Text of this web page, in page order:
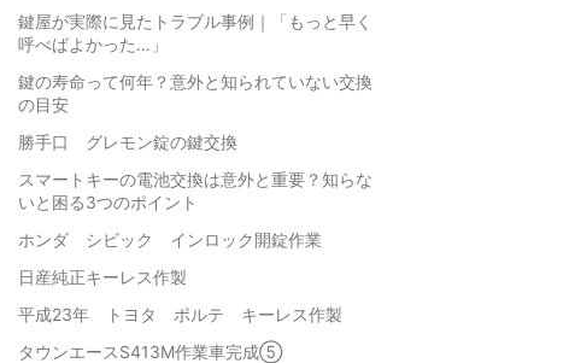
鍵屋が実際に見たトラブル事例｜「もっと早く
呼べばよかった…」
鍵の寿命って何年？意外と知られていない交換
の目安
勝手口 グレモン錠の鍵交換
スマートキーの電池交換は意外と重要？知らな
いと困る3つのポイント
ホンダ シビック インロック開錠作業
日産純正キーレス作製
平成23年 トヨタ ポルテ キーレス作製
タウンエースS413M作業車完成⑤